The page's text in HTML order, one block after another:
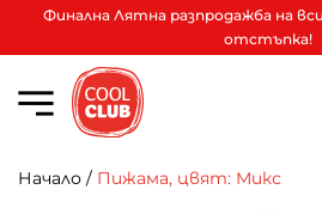
Финална Лятна разпродажба на
отстъпка!
Начало / Пижама, цвят: Микс